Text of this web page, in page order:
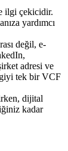
ilgi çekicidir.
yardımcı
değil, e-
adresi ve
tek bir VCF
dijital
kadar